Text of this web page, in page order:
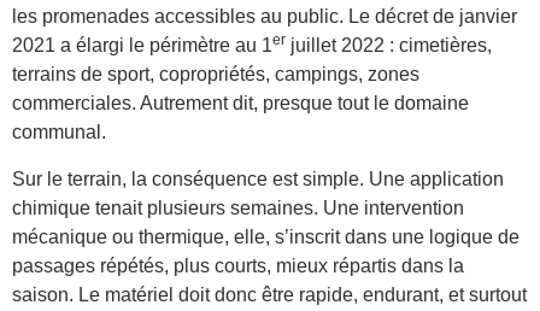
les promenades accessibles au public. Le décret de janvier
2021 a élargi le périmètre au 1er juillet 2022 : cimetières,
terrains de sport, copropriétés, campings, zones
commerciales. Autrement dit, presque tout le domaine
communal.
Sur le terrain, la conséquence est simple. Une application
chimique tenait plusieurs semaines. Une intervention
mécanique ou thermique, elle, s’inscrit dans une logique de
passages répétés, plus courts, mieux répartis dans la
saison. Le matériel doit donc être rapide, endurant, et surtout